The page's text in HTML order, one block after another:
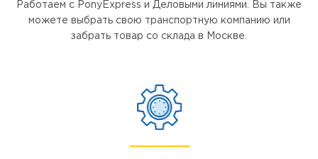
Работаем с PonyExpress и Деловыми линиями. Вы также
можете выбрать свою транспортную компанию или
забрать товар со склада в Москве.